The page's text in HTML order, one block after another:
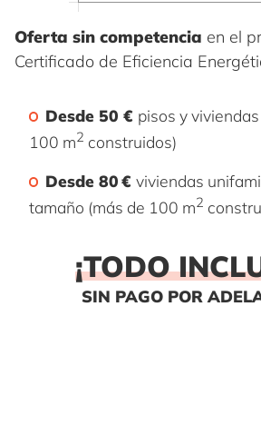
Oferta sin competencia en el
Certificado de Eficiencia
Desde 50 € pisos y
100 m2 construidos)
Desde 80 €viviendas
tamaño (más de 100 m2
¡TODO
SIN PAGO POR